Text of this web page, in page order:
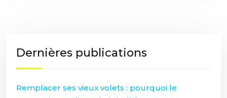
Dernières publications
Remplacer ses vieux volets : pourquoi le